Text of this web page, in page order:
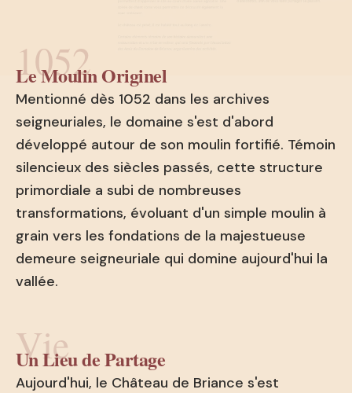
1052
Le Moulin Originel
Mentionné dès 1052 dans les archives
seigneuriales, le domaine s'est d'abord
développé autour de son moulin fortifié. Témoin
silencieux des siècles passés, cette structure
primordiale a subi de nombreuses
transformations, évoluant d'un simple moulin à
grain vers les fondations de la majestueuse
demeure seigneuriale qui domine aujourd'hui la
vallée.
Vie
Un Lieu de Partage
Aujourd'hui, le Château de Briance s'est